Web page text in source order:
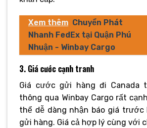
Xem thêm Chuyển Phát
Nhanh FedEx tại Quận Phú
Nhuận - Winbay Cargo
3. Giá cước cạnh tranh
Giá cước gửi hàng đi Canada
thông qua Winbay Cargo rất
thể dễ dàng nhận báo giá trước
gửi hàng. Giá cả hợp lý cùng với